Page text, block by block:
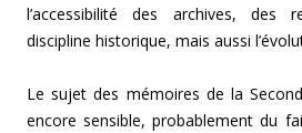
l’accessibilité des archives, des
discipline historique, mais aussi
Le sujet des mémoires de la
encore sensible, probablement du